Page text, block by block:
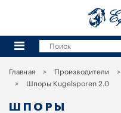
Главная Производители
Шпоры Kugelsporen 2.0
ШПОРЫ